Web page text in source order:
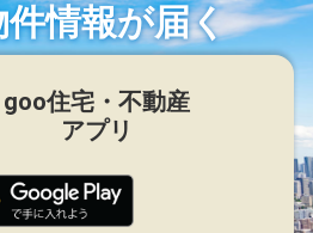
情報が届く
goo住宅・不動産
アプリ